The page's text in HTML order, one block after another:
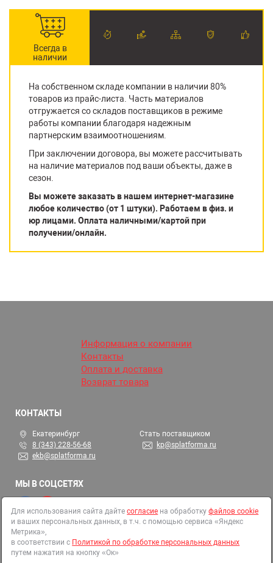
Всегда в
наличии
На собственном складе компании в наличии 80%
товаров из прайс-листа. Часть материалов
отгружается со складов поставщиков в режиме
работы компании благодаря надежным
партнерским взаимоотношениям.
При заключении договора, вы можете рассчитывать
на наличие материалов под ваши объекты, даже в
сезон.
Вы можете заказать в нашем интернет-магазине
любое количество (от 1 штуки). Работаем в физ. и
юр лицами. Оплата наличными/картой при
получении/онлайн.
Информация о компании
Контакты
Оплата и доставка
Возврат товара
КОНТАКТЫ
Екатеринбург
8 (343) 228-56-68
ekb@splatforma.ru
Стать поставщиком
kp@splatforma.ru
МЫ В СОЦСЕТЯХ
© 2002-2026 СтройПлатформа
ОГРН 1146679000313
Все права защищены
Для использования сайта дайтесогласие на обработкуфайлов cookie
и ваших персональных данных, в т.ч. с помощью сервиса «Яндекс
Метрика»,
в соответствии с Политикой по обработке персональных данных
путем нажатия на кнопку «Ок»